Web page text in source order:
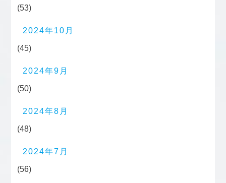
(53)
2024年10月
(45)
2024年9月
(50)
2024年8月
(48)
2024年7月
(56)